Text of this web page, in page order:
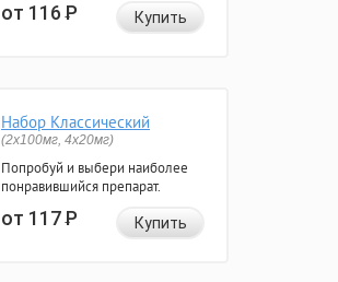
от 116Р Купить
Набор Классический
(2x100мг, 4x20мг)
Попробуй и выбери наиболее
понравившийся препарат.
от 117Р Купить